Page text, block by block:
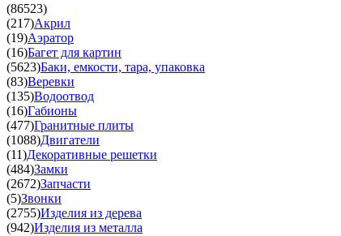
(86523)
(217)Акрил
(19)Аэратор
(16)Багет для картин
(5623)Баки, емкости, тара, упаковка
(83)Веревки
(135)Водоотвод
(16)Габионы
(477)Гранитные плиты
(1088)Двигатели
(11)Декоративные решетки
(484)Замки
(2672)Запчасти
(5)Звонки
(2755)Изделия из дерева
(942)Изделия из металла